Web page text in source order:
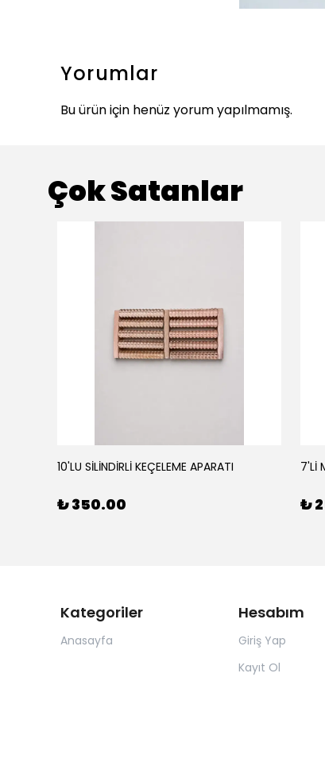
Yorumlar
Bu ürün için henüz yorum yapılmamış.
Çok Satanlar
10'LU SİLİNDİRLİ KEÇELEME APARATI
₺ 350.00
7'Lİ
₺
Kategoriler
Anasayfa
Hesabım
Giriş Yap
Kayıt Ol